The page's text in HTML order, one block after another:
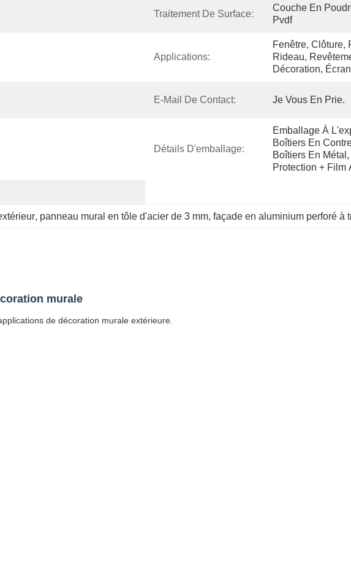
Traitement De Surface:
Couche En
Pvdf
Applications:
Fenêtre, Clôture,
Rideau,
Décoration, Écran
E-Mail De Contact: Je Vous En Prie.
Détails D'emballage:
Emballage À
Boîtiers En
Boîtiers En
Protection + Film
, panneau mural en tôle d'acier de 3 mm, façade en aluminium perforé à
murale
de décoration murale extérieure.